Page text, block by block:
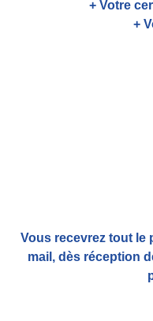
+ Votre
+
Vous recevrez tout le
mail, dès réception